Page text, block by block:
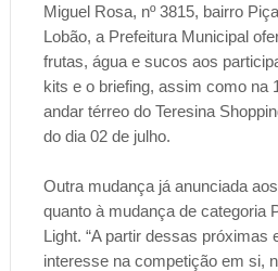
Miguel Rosa, nº 3815, bairro
Lobão, a Prefeitura Municipal
frutas, água e sucos aos
kits e o briefing, assim como na
andar térreo do Teresina
do dia 02 de julho.
Outra mudança já anunciada
quanto à mudança de categoria
Light. “A partir dessas próximas
interesse na competição em si,